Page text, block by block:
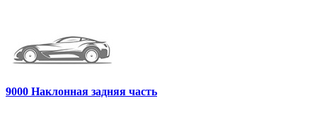
9000 Наклонная задняя часть